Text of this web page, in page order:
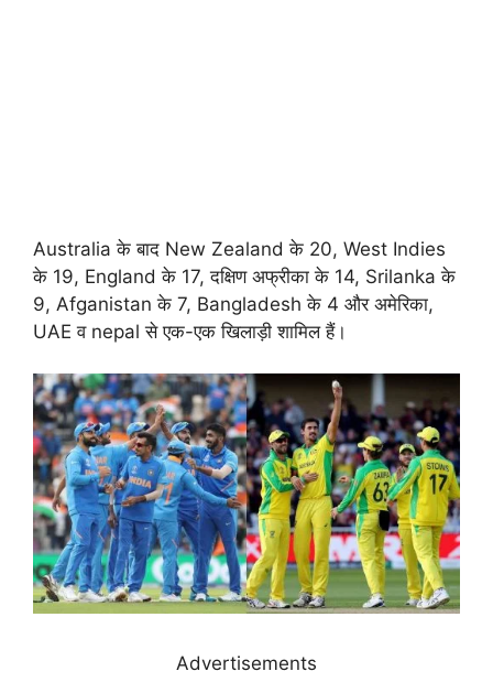
Australia के बाद New Zealand के 20, West Indies
के 19, England के 17, दक्षिण अफ्रीका के 14, Srilanka के
9, Afganistan के 7, Bangladesh के 4 और अमेरिका,
UAE व nepal से एक-एक खिलाड़ी शामिल हैं।
Advertisements